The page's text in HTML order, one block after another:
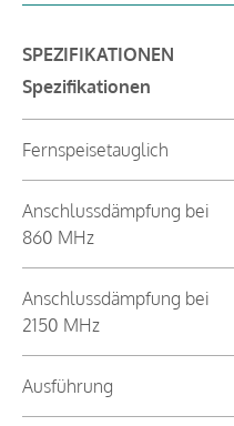
SPEZIFIKATIONEN
Spezifikationen
Fernspeisetauglich
Anschlussdämpfung bei
860 MHz
Anschlussdämpfung bei
2150 MHz
Ausführung